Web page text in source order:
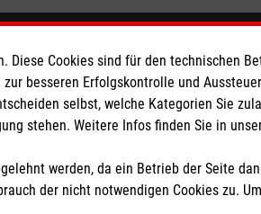
Spendenkonto
Empfänger: Malteser
Bank: Pax-Bank für
BIC: GENODED1PA7
Cookies sind für den technischen
besseren Erfolgskontrolle und
selbst, welche Kategorien Sie
stehen. Weitere Infos finden Sie in
werden, da ein Betrieb der Seite
der nicht notwendigen Cookies zu.